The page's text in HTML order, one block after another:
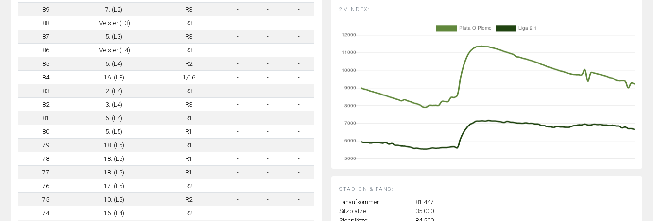
89
7. (L2) R3 - -
-
88
Meister (L3) R3 - -
-
87
5. (L3) R3 - -
-
86
Meister (L4) R3 - -
-
85
5. (L4) R2 - -
-
84
16. (L3) 1/16 - -
-
83
2. (L4) R3 - -
-
82
3. (L4) R3 - -
-
81
6. (L4) R1 - -
-
80
5. (L5) R1 - -
-
79
18. (L5) R1 - -
-
78
18. (L5) R1 - -
-
77
18. (L5) R1 - -
-
76
17. (L5) R2 - -
-
75
10. (L5) R2 - -
-
74
16. (L4) R2 - -
-
2MINDEX:
STADION & FANS:
Fanaufkommen:
81.447
Sitzplätze:
35.000